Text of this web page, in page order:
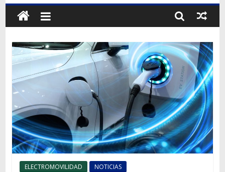
Terrestre
Autos,
camiones,
información
del
mundo
del
transporte
ELECTROMOVILIDAD NOTICIAS